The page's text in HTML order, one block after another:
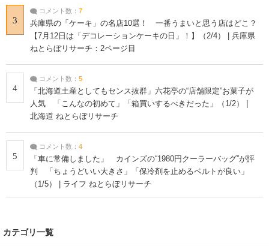
3
コメント数： 7
兵庫県の「ケーキ」の名店10選！ 一番うまいと思う店はどこ？
【7月12日は「デコレーションケーキの日」！】（2/4） | 兵庫県
ねとらぼリサーチ：2ページ目
4
コメント数： 5
「北海道土産としてもセンス抜群」六花亭の“店舗限定”お菓子が
人気 「こんなの初めて」「箱買いするべきだった」（1/2） |
北海道 ねとらぼリサーチ
5
コメント数： 4
「車に常備しました」 カインズの“1980円クーラーバッグ”が評
判 「ちょうどいい大きさ」「保冷剤を止めるベルトが良い」
（1/5） | ライフ ねとらぼリサーチ
カテゴリ一覧